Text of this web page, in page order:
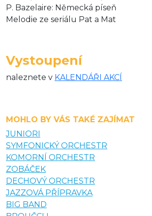
P. Bazelaire: Německá píseň
Melodie ze seriálu Pat a Mat
Vystoupení
naleznete v KALENDÁŘI AKCÍ
MOHLO BY VÁS TAKÉ ZAJÍMAT
JUNIORI
SYMFONICKÝ ORCHESTR
KOMORNÍ ORCHESTR
ZOBÁČEK
DECHOVÝ ORCHESTR
JAZZOVÁ PŘÍPRAVKA
BIG BAND